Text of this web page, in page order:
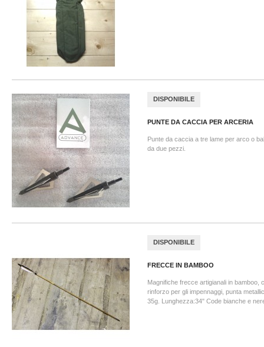
DISPONIBILE
PUNTE DA CACCIA PER ARCERIA
Punte da caccia a tre lame per arco o
da due pezzi.
DISPONIBILE
FRECCE IN BAMBOO
Magnifiche frecce artigianali in bamboo,
rinforzo per gli impennaggi, punta
35g. Lunghezza:34" Code bianche e